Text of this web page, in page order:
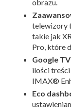
obrazu.
telewizory
takie jak
Pro, które
Google TV
ilości
IMAX®
Eco